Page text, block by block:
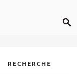
RECHERCHE